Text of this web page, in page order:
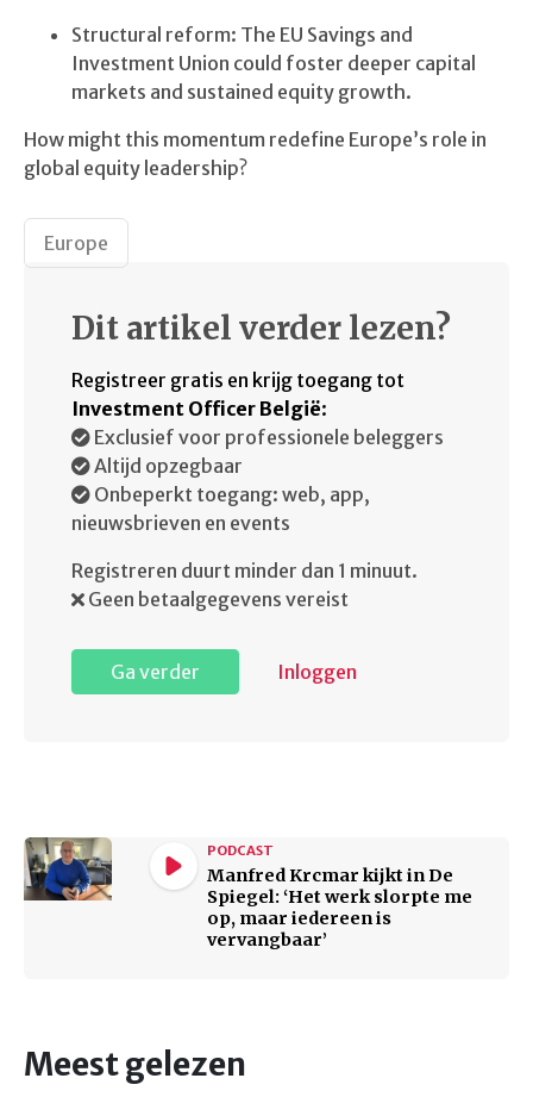
Structural reform: The EU Savings and
Investment Union could foster deeper capital
markets and sustained equity growth.
How might this momentum redefine Europe’s role in
global equity leadership?
Europe
Dit artikel verder lezen?
Registreer gratis en krijg toegang tot
Investment Officer België:
Exclusief voor professionele beleggers
Altijd opzegbaar
Onbeperkt toegang: web, app,
nieuwsbrieven en events
Registreren duurt minder dan 1 minuut.
Geen betaalgegevens vereist
Ga verder Inloggen
PODCAST
Manfred Krcmar kijkt in De
Spiegel: ‘Het werk slorpte me
op, maar iedereen is
vervangbaar’
Meest gelezen